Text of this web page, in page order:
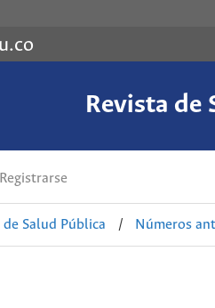
Revista de
Registrarse
de Salud Pública / Números